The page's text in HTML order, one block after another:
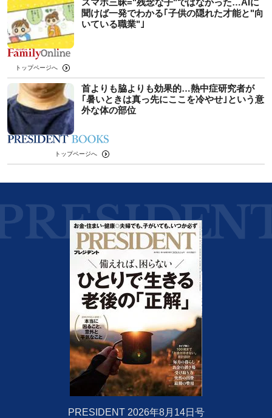
聞けば一発でわかる｢子供の隠れた才能と"向
いている職業"｣
トップページへ
首よりも脇よりも効果的…熱中症研究者が
｢暑いときは真っ先にここを冷やせ｣という意
外な体の部位
トップページへ
PRESIDENT 2026年8月14日号